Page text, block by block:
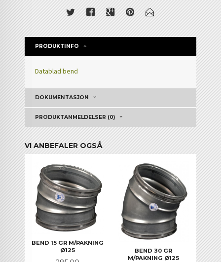
PRODUKTINFO
Datablad bend
DOKUMENTASJON
PRODUKTANMELDELSER (0)
VI ANBEFALER OGSÅ
BEND 15 GR M/PAKNING
Ø125
BEND 30 GR
M/PAKNING Ø125